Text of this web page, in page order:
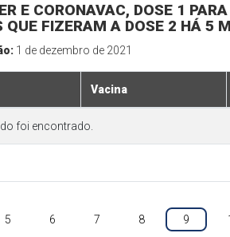
E CORONAVAC, DOSE 1
QUE FIZERAM A DOSE 2 HÁ 5
1 de dezembro de 2021
Vacina
foi encontrado.
5 6 7 8 9